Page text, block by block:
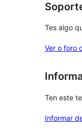
Tes algo
Ver o foro
Ten este
Informar